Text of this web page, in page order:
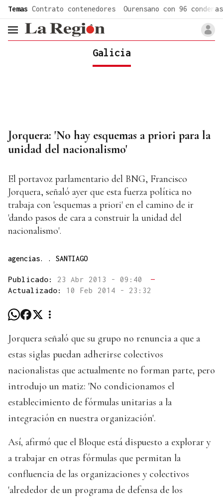
Temas Contrato contenedores Ourensano con 96 condenas
header.menu.open
Galicia
Jorquera: 'No hay esquemas a priori para la
unidad del nacionalismo'
El portavoz parlamentario del BNG, Francisco
Jorquera, señaló ayer que esta fuerza política no
trabaja con 'esquemas a priori' en el camino de ir
'dando pasos de cara a construir la unidad del
nacionalismo'.
agencias. . SANTIAGO
Publicado: 23 Abr 2013 - 09:40
—
Actualizado: 10 Feb 2014 - 23:32
Jorquera señaló que su grupo no renuncia a que a
estas siglas puedan adherirse colectivos
nacionalistas que actualmente no forman parte, pero
introdujo un matiz: 'No condicionamos el
establecimiento de fórmulas unitarias a la
integración en nuestra organización'.
Así, afirmó que el Bloque está dispuesto a explorar y
a trabajar en otras fórmulas que permitan la
confluencia de las organizaciones y colectivos
'alrededor de un programa de defensa de los